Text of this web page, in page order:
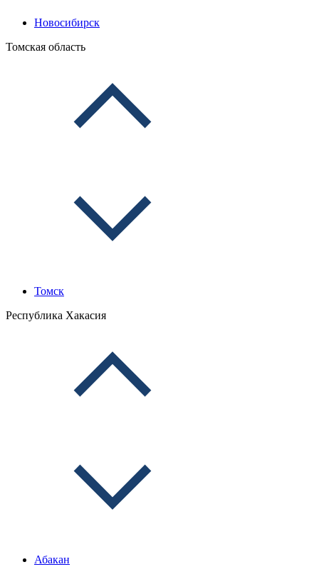
Новосибирск
Томская область
Томск
Республика Хакасия
Абакан